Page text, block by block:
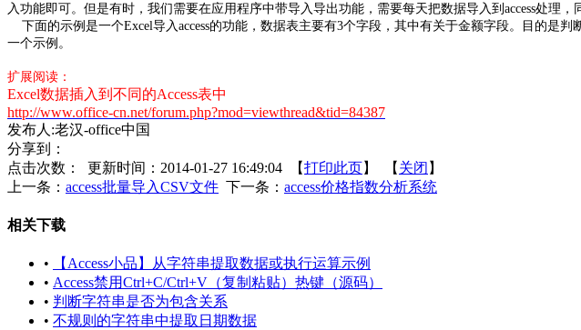
入功能即可。但是有时，我们需要在应用程序中带导入导出功能，需要每天把数据导入到access处理
下面的示例是一个Excel导入access的功能，数据表主要有3个字段，其中有关于金额字段。目的是
一个示例。
扩展阅读：
Excel数据插入到不同的Access表中
http://www.office-cn.net/forum.php?mod=viewthread&tid=84387
发布人:老汉-office中国
分享到：
点击次数：
更新时间：2014-01-27 16:49:04 【打印此页】 【 关闭 】
上一条： access批量导入CSV文件 下一条： access价格指数分析系统
相关下载
•
【Access小品】从字符串提取数据或执行运算示例
• Access禁用Ctrl+C/Ctrl+V（复制粘贴）热键（源码）
• 判断字符串是否为包含关系
• 不规则的字符串中提取日期数据